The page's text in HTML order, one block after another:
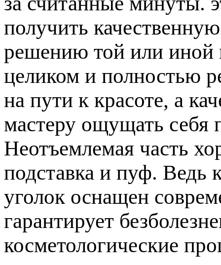
получить
решению той или иной
целиком и полностью
на пути к красоте, а
мастеру ощущать себя
Неотъемлемая часть
подставка и пуф. Ведь
уголок оснащен
гарантирует
косметологические